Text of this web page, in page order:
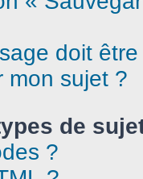
doit
mon sujet ?
de
?